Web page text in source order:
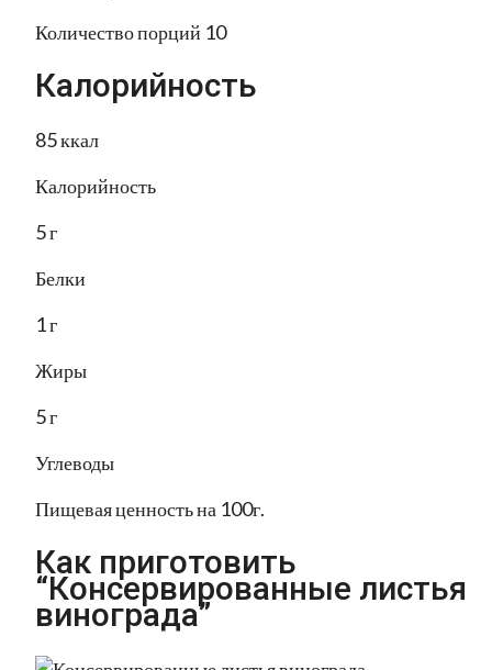
Количество порций 10
Калорийность
85 ккал
Калорийность
5 г
Белки
1 г
Жиры
5 г
Углеводы
Пищевая ценность на 100г.
Как приготовить
“Консервированные листья
винограда”